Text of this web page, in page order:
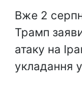
Вже 2
Трамп
атаку на
укладання